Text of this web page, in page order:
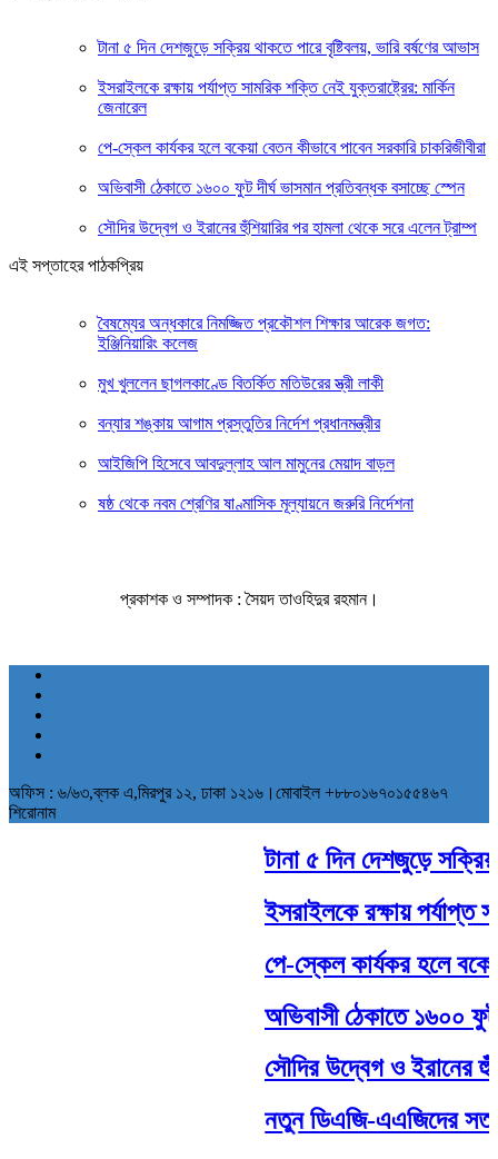
টানা ৫ দিন দেশজুড়ে সক্রিয় থাকতে পারে বৃষ্টিবলয়, ভারি বর্ষণের আভাস
ইসরাইলকে রক্ষায় পর্যাপ্ত সামরিক শক্তি নেই যুক্তরাষ্ট্রের: মার্কিন
জেনারেল
পে-স্কেল কার্যকর হলে বকেয়া বেতন কীভাবে পাবেন সরকারি চাকরিজীবীরা
অভিবাসী ঠেকাতে ১৬০০ ফুট দীর্ঘ ভাসমান প্রতিবন্ধক বসাচ্ছে স্পেন
সৌদির উদ্বেগ ও ইরানের হুঁশিয়ারির পর হামলা থেকে সরে এলেন ট্রাম্প
এই সপ্তাহের পাঠকপ্রিয়
বৈষম্যের অন্ধকারে নিমজ্জিত প্রকৌশল শিক্ষার আরেক জগত:
ইঞ্জিনিয়ারিং কলেজ
মুখ খুললেন ছাগলকাণ্ডে বিতর্কিত মতিউরের স্ত্রী লাকী
বন্যার শঙ্কায় আগাম প্রস্তুতির নির্দেশ প্রধানমন্ত্রীর
আইজিপি হিসেবে আবদুল্লাহ আল মামুনের মেয়াদ বাড়ল
ষষ্ঠ থেকে নবম শ্রেণির ষাণ্মাসিক মূল্যায়নে জরুরি নির্দেশনা
প্রকাশক ও সম্পাদক : সৈয়দ তাওহিদুর রহমান।
অফিস : ৬/৬৩,ব্লক এ,মিরপুর ১২, ঢাকা ১২১৬।মোবাইল +৮৮০১৬৭০১৫৫৪৬৭
শিরোনাম
টানা ৫ দিন দেশজুড়ে সক্রিয়
ইসরাইলকে রক্ষায় পর্যাপ্ত
পে-স্কেল কার্যকর হলে
অভিবাসী ঠেকাতে ১৬০০ ফুট
সৌদির উদ্বেগ ও ইরানের
নতুন ডিএজি-এএজিদের